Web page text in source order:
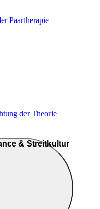
Paartherapie
der Theorie
& Streitkultur